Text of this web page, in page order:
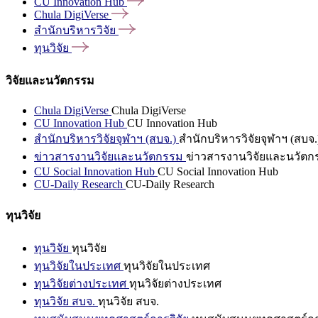
Chula DigiVerse
สำนักบริหารวิจัย
ทุนวิจัย
วิจัยและนวัตกรรม
Chula DigiVerse Chula DigiVerse
CU Innovation Hub CU Innovation Hub
สำนักบริหารวิจัยจุฬาฯ (สบจ.) สำนักบริหารวิจัยจุฬาฯ (สบจ
ข่าวสารงานวิจัยและนวัตกรรม ข่าวสารงานวิจัยและนวัตก
CU Social Innovation Hub CU Social Innovation Hub
CU-Daily Research CU-Daily Research
ทุนวิจัย
ทุนวิจัย ทุนวิจัย
ทุนวิจัยในประเทศ ทุนวิจัยในประเทศ
ทุนวิจัยต่างประเทศ ทุนวิจัยต่างประเทศ
ทุนวิจัย สบจ. ทุนวิจัย สบจ.